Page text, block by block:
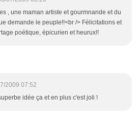
, une maman artiste et gourmnande et du
demande le peuple!!<br /> Félicitations et
poétique, épicurien et heurux!!
2009 07:52
idée ça et en plus c'est joli !